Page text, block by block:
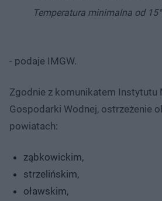
Temperatura minimalna od
- podaje IMGW.
Zgodnie z komunikatem Instytutu
Gospodarki Wodnej, ostrzeżenie
powiatach:
ząbkowickim,
strzelińskim,
oławskim,